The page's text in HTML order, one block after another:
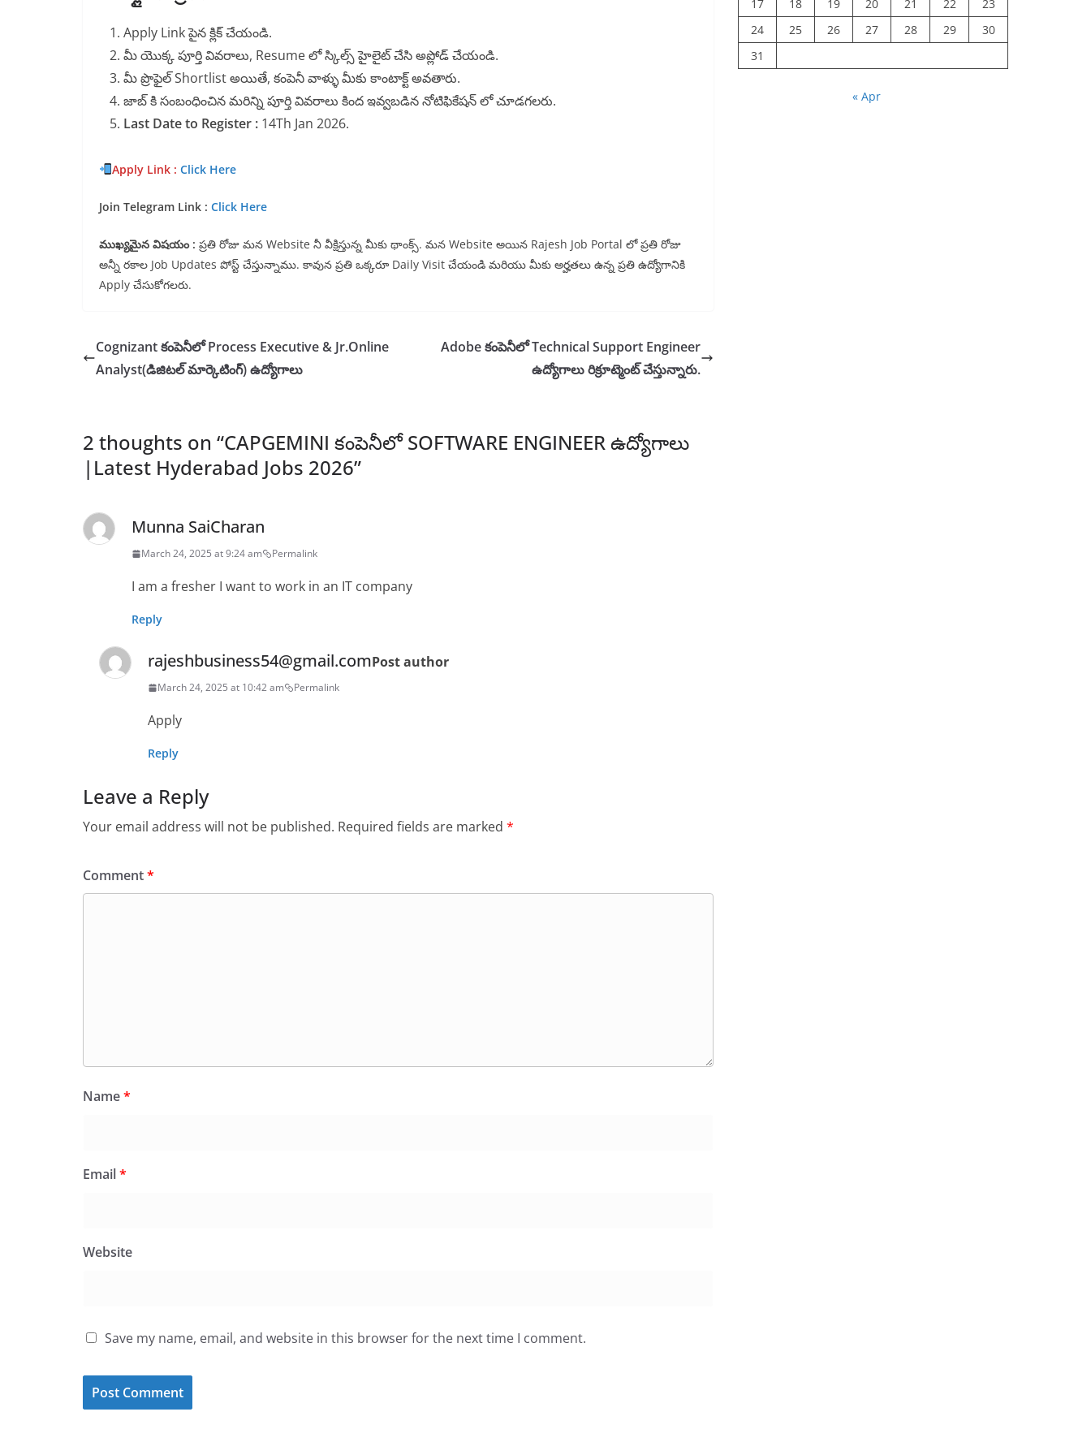
Apply Link పైన క్లిక్ చేయండి.
మీ యొక్క పూర్తి వివరాలు, Resume లో స్కిల్స్ హైలైట్ చేసి అప్లోడ్ చేయండి.
మీ ప్రొఫైల్ Shortlist అయితే, కంపెనీ వాళ్ళు మీకు కాంటాక్ట్ అవతారు.
జాబ్ కి సంబంధించిన మరిన్ని పూర్తి వివరాలు కింద ఇవ్వబడిన నోటిఫికేషన్ లో చూడగలరు.
Last Date to Register : 14Th Jan 2026.
Apply Link : Click Here
Join Telegram Link : Click Here
ముఖ్యమైన విషయం : ప్రతి రోజు మన Website నీ వీక్షిస్తున్న మీకు థాంక్స్. మన Website అయిన Rajesh Job Portal లో ప్రతి రోజు
అన్నీ రకాల Job Updates పోస్ట్ చేస్తున్నాము. కావున ప్రతి ఒక్కరూ Daily Visit చేయండి మరియు మీకు అర్హతలు ఉన్న ప్రతి ఉద్యోగానికి
Apply చేసుకోగలరు.
Cognizant కంపెనీలో Process Executive & Jr.Online
Analyst(డిజిటల్ మార్కెటింగ్) ఉద్యోగాలు
Adobe కంపెనీలో Technical Support Engineer
ఉద్యోగాలు రిక్రూట్మెంట్ చేస్తున్నారు.
2 thoughts on “CAPGEMINI కంపెనీలో SOFTWARE ENGINEER ఉద్యోగాలు
|Latest Hyderabad Jobs 2026”
Munna SaiCharan
March 24, 2025 at 9:24 am Permalink
I am a fresher I want to work in an IT company
Reply
rajeshbusiness54@gmail.comPost author
March 24, 2025 at 10:42 am Permalink
Apply
Reply
Leave a Reply
Your email address will not be published. Required fields are marked *
Comment*
Name*
Email*
Website
Save my name, email, and website in this browser for the next time I comment.
17 18 19 20 21 22
23
24
25 26 27 28 29
30
31
« Apr